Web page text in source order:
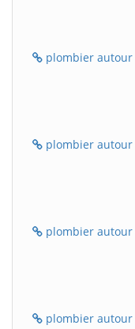
plombier autour
plombier autour
plombier
plombier